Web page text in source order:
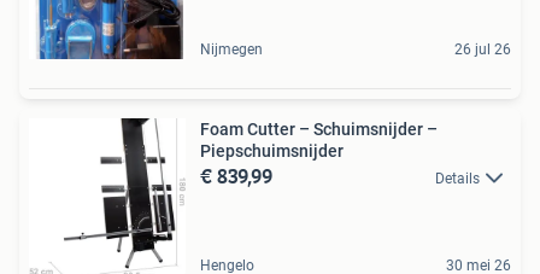
Nijmegen 26 jul 26
Foam Cutter – Schuimsnijder –
Piepschuimsnijder
€ 839,99 Details
Hengelo 30 mei 26